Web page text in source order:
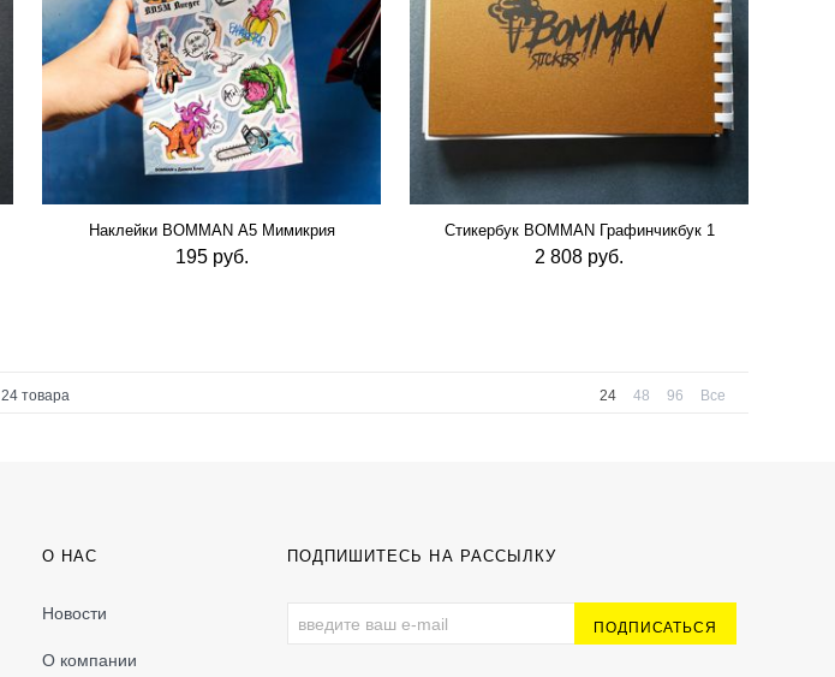
Наклейки BOMMAN А5 Мимикрия
195 руб.
Стикербук BOMMAN Графинчикбук 1
2 808 руб.
24 товара 24 48 96 Все
О НАС
Новости
О компании
ПОДПИШИТЕСЬ НА РАССЫЛКУ